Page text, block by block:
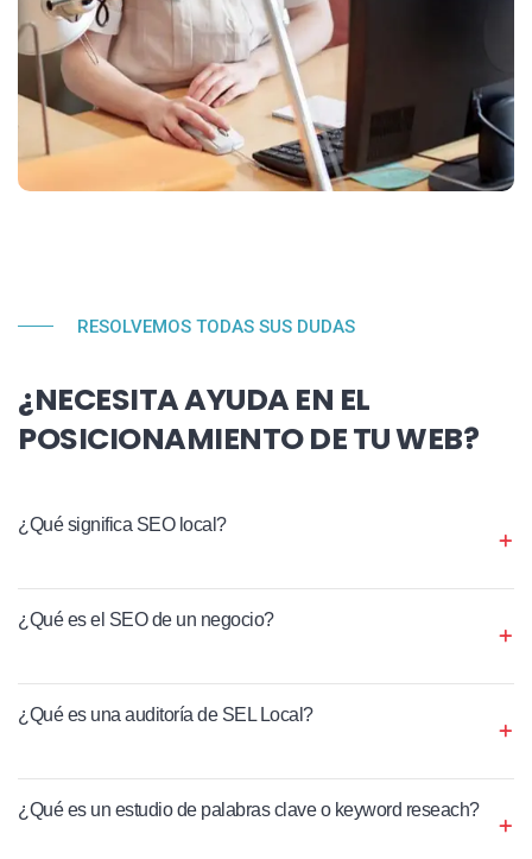
RESOLVEMOS TODAS SUS DUDAS
¿NECESITA AYUDA EN EL
POSICIONAMIENTO DE TU WEB?
¿Qué significa SEO local?
¿Qué es el SEO de un negocio?
¿Qué es una auditoría de SEL Local?
¿Qué es un estudio de palabras clave o keyword reseach?